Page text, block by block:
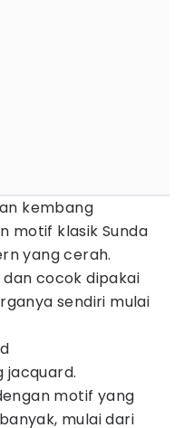
kembang
motif klasik Sunda
yang cerah.
cocok dipakai
sendiri mulai
jacquard.
motif yang
mulai dari